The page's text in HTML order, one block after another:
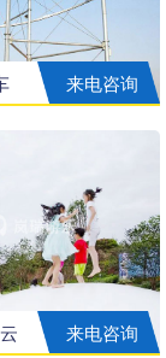
来电咨询
来电咨询